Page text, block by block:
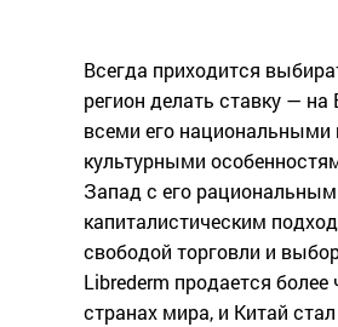
Всегда приходится
регион делать ставку — на
всеми его национальными
культурными
Запад с его рациональным
капиталистическим
свободой торговли и
Librederm продается более
странах мира, и Китай